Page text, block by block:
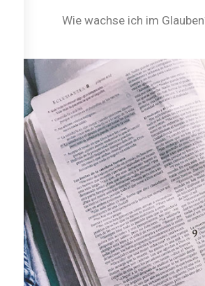
Wie wachse ich im